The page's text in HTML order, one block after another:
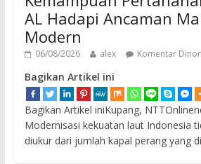
AL Hadapi Ancaman
Modern
06/08/2026 alex Komentar
Bagikan Artikel ini
Bagikan Artikel iniKupang,
Modernisasi kekuatan laut Indonesia
diukur dari jumlah kapal perang yang